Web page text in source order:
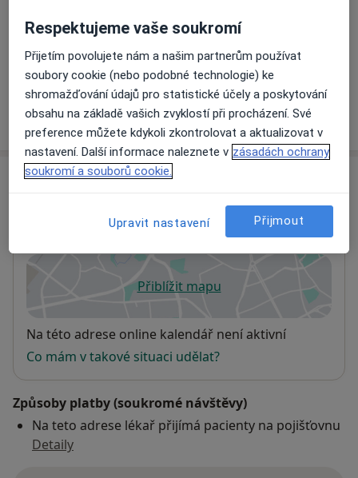
Ceník
Informace o službách a cenách nejsou k dispozici
Tento specialista ještě nepřidával žádné informace o
svých službách.
Adresa
Masarykův onkologický ústav
Brno65653
Přiblížit mapuse otevře v nové záložce
Dostupnost
Na této adrese online kalendář není aktivní
Co mám v takové situaci udělat?
Způsoby platby (soukromé návštěvy)
Na teto adrese lékař přijímá pacienty na pojišťovnu
Detaily
Respektujeme vaše soukromí
Přijetím povolujete nám a našim partnerům používat
soubory cookie (nebo podobné technologie) ke
shromažďování údajů pro statistické účely a poskytování
obsahu na základě vašich zvyklostí při procházení. Své
preference můžete kdykoli zkontrolovat a aktualizovat v
nastavení. Další informace naleznete v zásadách ochrany
soukromí a souborů cookie.
Upravit nastavení Přijmout